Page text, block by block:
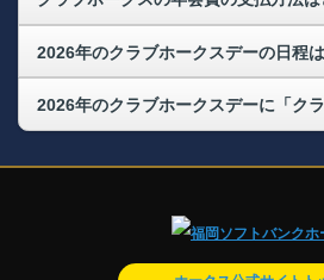
2026年のクラブホークスデーの日程は